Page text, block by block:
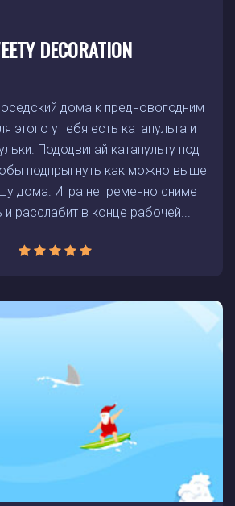
DECORATION
дома к предновогодним
этого у тебя есть катапульта и
Пододвигай катапульту под
подпрыгнуть как можно выше
дома. Игра непременно снимет
и расслабит в конце рабочей...